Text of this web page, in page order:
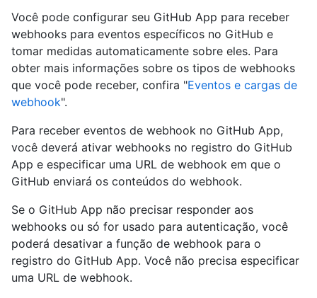
Você pode configurar seu GitHub App para receber
webhooks para eventos específicos no GitHub e
tomar medidas automaticamente sobre eles. Para
obter mais informações sobre os tipos de webhooks
que você pode receber, confira "Eventos e cargas de
webhook".
Para receber eventos de webhook no GitHub App,
você deverá ativar webhooks no registro do GitHub
App e especificar uma URL de webhook em que o
GitHub enviará os conteúdos do webhook.
Se o GitHub App não precisar responder aos
webhooks ou só for usado para autenticação, você
poderá desativar a função de webhook para o
registro do GitHub App. Você não precisa especificar
uma URL de webhook.